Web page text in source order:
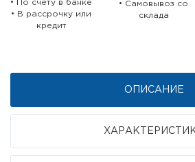
• По счёту в банке
• В рассрочку или
кредит
• Самовывоз со
склада
ОПИСАНИЕ